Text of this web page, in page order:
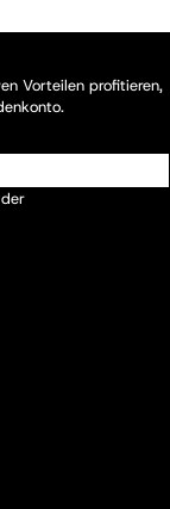
Vorteilen profitieren,